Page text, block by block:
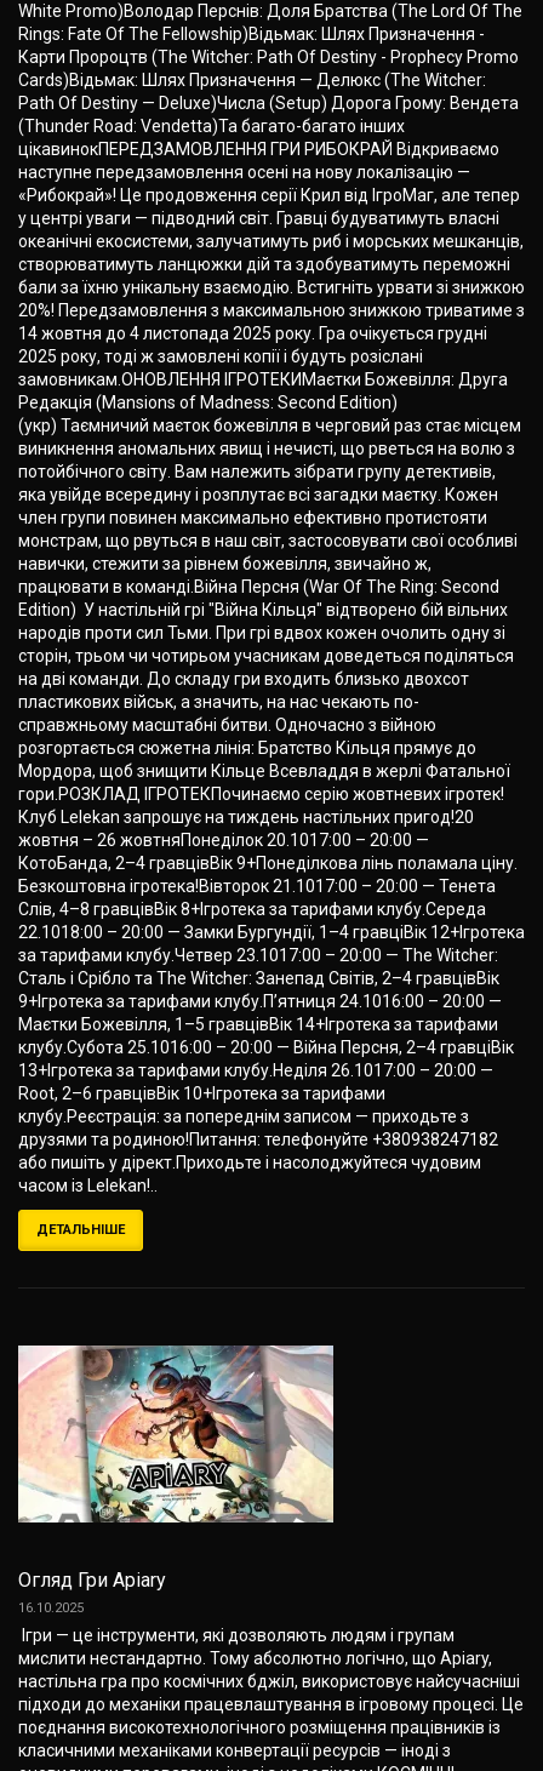
White Promo)Володар Перснів: Доля Братства (The Lord Of The
Rings: Fate Of The Fellowship)Відьмак: Шлях Призначення -
Карти Пророцтв (The Witcher: Path Of Destiny - Prophecy Promo
Cards)Відьмак: Шлях Призначення — Делюкс (The Witcher:
Path Of Destiny — Deluxe)Числа (Setup) Дорога Грому: Вендета
(Thunder Road: Vendetta)Та багато-багато інших
цікавинокПЕРЕДЗАМОВЛЕННЯ ГРИ РИБОКРАЙ Відкриваємо
наступне передзамовлення осені на нову локалізацію —
«Рибокрай»! Це продовження серії Крил від ІгроМаг, але тепер
у центрі уваги — підводний світ. Гравці будуватимуть власні
океанічні екосистеми, залучатимуть риб і морських мешканців,
створюватимуть ланцюжки дій та здобуватимуть переможні
бали за їхню унікальну взаємодію. Встигніть урвати зі знижкою
20%! Передзамовлення з максимальною знижкою триватиме з
14 жовтня до 4 листопада 2025 року. Гра очікується грудні
2025 року, тоді ж замовлені копії і будуть розіслані
замовникам.ОНОВЛЕННЯ ІГРОТЕКИМаєтки Божевілля: Друга
Редакція (Mansions of Madness: Second Edition)
(укр) Таємничий маєток божевілля в черговий раз стає місцем
виникнення аномальних явищ і нечисті, що рветься на волю з
потойбічного світу. Вам належить зібрати групу детективів,
яка увійде всередину і розплутає всі загадки маєтку. Кожен
член групи повинен максимально ефективно протистояти
монстрам, що рвуться в наш світ, застосовувати свої особливі
навички, стежити за рівнем божевілля, звичайно ж,
працювати в команді.Війна Персня (War Of The Ring: Second
Edition) У настільній грі "Війна Кільця" відтворено бій вільних
народів проти сил Тьми. При грі вдвох кожен очолить одну зі
сторін, трьом чи чотирьом учасникам доведеться поділяться
на дві команди. До складу гри входить близько двохсот
пластикових військ, а значить, на нас чекають по-
справжньому масштабні битви. Одночасно з війною
розгортається сюжетна лінія: Братство Кільця прямує до
Мордора, щоб знищити Кільце Всевладдя в жерлі Фатальної
гори.РОЗКЛАД ІГРОТЕКПочинаємо серію жовтневих ігротек!
Клуб Lelekan запрошує на тиждень настільних пригод!20
жовтня – 26 жовтняПонеділок 20.1017:00 – 20:00 —
КотоБанда, 2–4 гравцівВік 9+Понеділкова лінь поламала ціну.
Безкоштовна ігротека!Вівторок 21.1017:00 – 20:00 — Тенета
Слів, 4–8 гравцівВік 8+Ігротека за тарифами клубу.Середа
22.1018:00 – 20:00 — Замки Бургундії, 1–4 гравціВік 12+Ігротека
за тарифами клубу.Четвер 23.1017:00 – 20:00 — The Witcher:
Сталь і Срібло та The Witcher: Занепад Світів, 2–4 гравцівВік
9+Ігротека за тарифами клубу.П’ятниця 24.1016:00 – 20:00 —
Маєтки Божевілля, 1–5 гравцівВік 14+Ігротека за тарифами
клубу.Субота 25.1016:00 – 20:00 — Війна Персня, 2–4 гравціВік
13+Ігротека за тарифами клубу.Неділя 26.1017:00 – 20:00 —
Root, 2–6 гравцівВік 10+Ігротека за тарифами
клубу.Реєстрація: за попереднім записом — приходьте з
друзями та родиною!Питання: телефонуйте +380938247182
або пишіть у дірект.Приходьте і насолоджуйтеся чудовим
часом із Lelekan!..
ДЕТАЛЬНІШЕ
Огляд Гри Apiary
16.10.2025
Ігри — це інструменти, які дозволяють людям і групам
мислити нестандартно. Тому абсолютно логічно, що Apiary,
настільна гра про космічних бджіл, використовує найсучасніші
підходи до механіки працевлаштування в ігровому процесі. Це
поєднання високотехнологічного розміщення працівників із
класичними механіками конвертації ресурсів — іноді з